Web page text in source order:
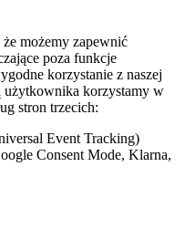
możemy zapewnić
poza funkcje
korzystanie z naszej
korzystamy w
stron trzecich:
Event Tracking)
Consent Mode, Klarna,